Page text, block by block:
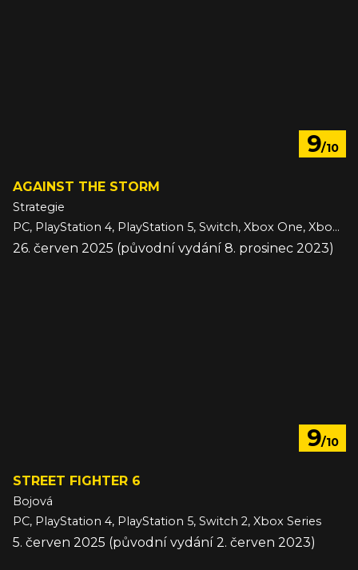
9/10
AGAINST THE STORM
Strategie
PC, PlayStation 4, PlayStation 5, Switch, Xbox One, Xbox Series
26. červen 2025 (původní vydání 8. prosinec 2023)
9/10
STREET FIGHTER 6
Bojová
PC, PlayStation 4, PlayStation 5, Switch 2, Xbox Series
5. červen 2025 (původní vydání 2. červen 2023)